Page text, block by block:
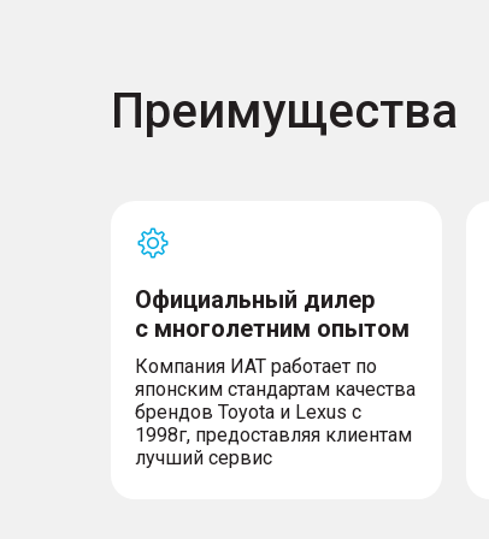
Преимущества
Официальный дилер
с многолетним опытом
Компания ИАТ работает по
японским стандартам качества
брендов Toyota и Lexus с
1998г, предоставляя клиентам
лучший сервис